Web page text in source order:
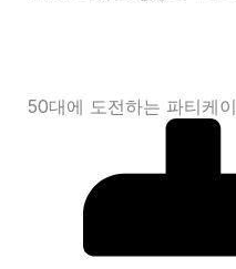
50대에 도전하는 파티케